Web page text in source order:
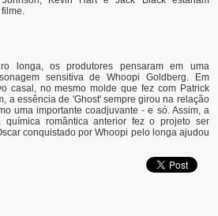
longa, os produtores pensaram em uma
sensitiva de Whoopi Goldberg. Em
casal, no mesmo molde que fez com Patrick
a essência de 'Ghost' sempre girou na relação
uma importante coadjuvante - e só. Assim, a
química romântica anterior fez o projeto ser
conquistado por Whoopi pelo longa ajudou